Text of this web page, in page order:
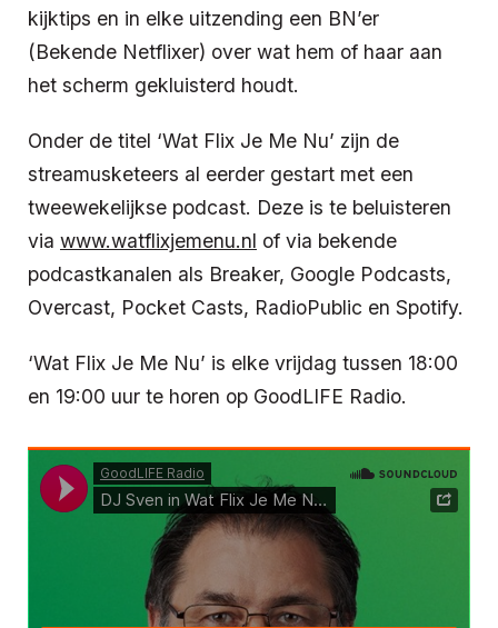
kijktips en in elke uitzending een BN’er
(Bekende Netflixer) over wat hem of haar aan
het scherm gekluisterd houdt.
Onder de titel ‘Wat Flix Je Me Nu’ zijn de
streamusketeers al eerder gestart met een
tweewekelijkse podcast. Deze is te beluisteren
via www.watflixjemenu.nl of via bekende
podcastkanalen als Breaker, Google Podcasts,
Overcast, Pocket Casts, RadioPublic en Spotify.
‘Wat Flix Je Me Nu’ is elke vrijdag tussen 18:00
en 19:00 uur te horen op GoodLIFE Radio.